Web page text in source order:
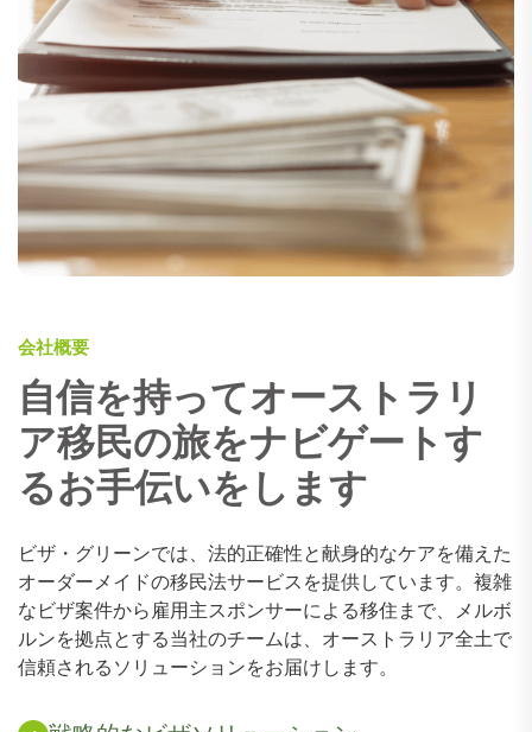
会社概要
自信を持ってオーストラリ
ア移民の旅をナビゲートす
るお手伝いをします
ビザ・グリーンでは、法的正確性と献身的なケアを備えた
オーダーメイドの移民法サービスを提供しています。複雑
なビザ案件から雇用主スポンサーによる移住まで、メルボ
ルンを拠点とする当社のチームは、オーストラリア全土で
信頼されるソリューションをお届けします。